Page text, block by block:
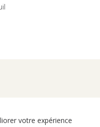
votre expérience